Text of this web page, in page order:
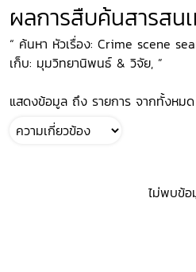
ผลการสืบค้นสารสน
“ ค้นหา หัวเรื่อง: Crime scene
เก็บ: มุมวิทยานิพนธ์ & วิจัย, ”
แสดงข้อมูล ถึง รายการ จากทั้งหม
ไม่พบข้อ